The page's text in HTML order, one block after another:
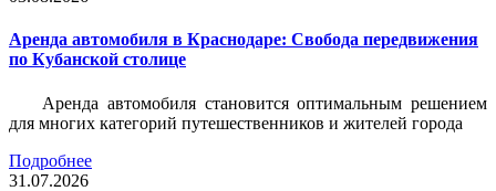
Аренда автомобиля в Краснодаре: Свобода передвижения
по Кубанской столице
Аренда автомобиля становится оптимальным решением
для многих категорий путешественников и жителей города
Подробнее
31.07.2026